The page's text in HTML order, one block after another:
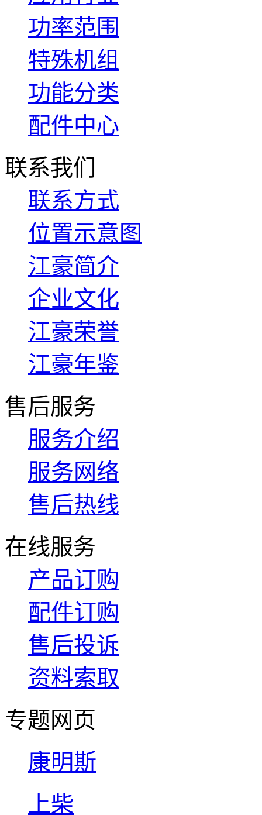
功率范围
特殊机组
功能分类
配件中心
联系我们
联系方式
位置示意图
江豪简介
企业文化
江豪荣誉
江豪年鉴
售后服务
服务介绍
服务网络
售后热线
在线服务
产品订购
配件订购
售后投诉
资料索取
专题网页
康明斯
上柴